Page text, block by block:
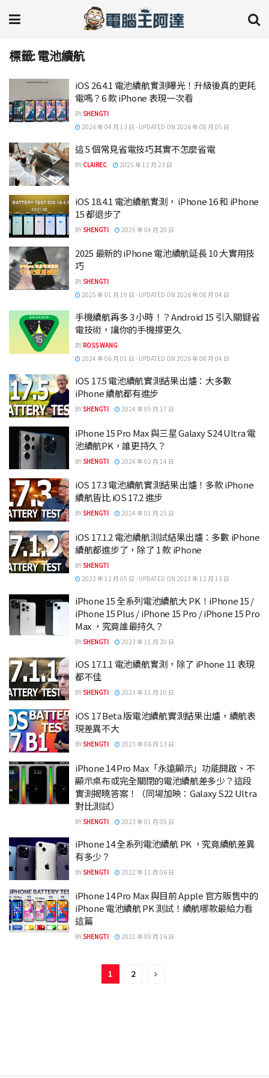
標籤:電池續航
iOS 26.4.1 電池續航實測曝光！升級後真的更耗
電嗎？6 款 iPhone 表現一次看
BYSHENGTI
2026 年 04 月 13 日 - UPDATED ON 2026 年 08 月 05 日
這 5 個常見省電技巧其實不怎麼省電
BY CLAIREC 2025 年 12 月 23 日
iOS 18.4.1 電池續航實測， iPhone 16 和 iPhone
15 都退步了
BYSHENGTI 2025 年 04 月 20 日
2025 最新的 iPhone 電池續航延長 10 大實用技
巧
BYSHENGTI
2025 年 01 月 19 日 - UPDATED ON 2026 年 08 月 04 日
手機續航再多 3 小時！？Android 15 引入關鍵省
電技術，讓你的手機撐更久
BY ROSS WANG
2024 年 06 月 01 日 - UPDATED ON 2026 年 08 月 04 日
iOS 17.5 電池續航實測結果出爐：大多數
iPhone 續航都有進步
BYSHENGTI 2024 年 05 月 17 日
iPhone 15 Pro Max 與三星 Galaxy S24 Ultra 電
池續航PK，誰更持久？
BYSHENGTI 2024 年 02 月 14 日
iOS 17.3 電池續航實測結果出爐！多款 iPhone
續航皆比 iOS 17.2 進步
BYSHENGTI 2024 年 01 月 25 日
iOS 17.1.2 電池續航測試結果出爐：多數 iPhone
續航都進步了，除了 1 款 iPhone
BYSHENGTI
2023 年 12 月 05 日 - UPDATED ON 2023 年 12 月 13 日
iPhone 15 全系列電池續航大 PK！iPhone 15 /
iPhone 15 Plus / iPhone 15 Pro / iPhone 15 Pro
Max ，究竟誰最持久？
BYSHENGTI 2023 年 11 月 20 日
iOS 17.1.1 電池續航實測，除了 iPhone 11 表現
都不佳
BYSHENGTI 2023 年 11 月 10 日
iOS 17 Beta 版電池續航實測結果出爐，續航表
現差異不大
BYSHENGTI 2023 年 06 月 13 日
iPhone 14 Pro Max「永遠顯示」功能開啟、不
顯示桌布或完全關閉的電池續航差多少？這段
實測揭曉答案！（同場加映：Galaxy S22 Ultra
對比測試）
BYSHENGTI 2023 年 01 月 05 日
iPhone 14 全系列電池續航 PK ，究竟續航差異
有多少？
BYSHENGTI 2022 年 11 月 06 日
iPhone 14 Pro Max 與目前 Apple 官方販售中的
iPhone 電池續航 PK 測試！續航哪款最給力看
這篇
BYSHENGTI 2022 年 09 月 16 日
1 2